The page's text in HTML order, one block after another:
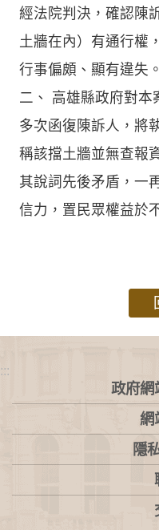
經法院判決，確認陳
土牆在內）有通行權
行事偏頗、顯有違失。
二、 高雄縣政府對本
多次函復陳訴人，將
稱該擋土牆並無查報
其說詞先後矛盾，一
信力，置民眾權益於
:::
政府網
網
隱